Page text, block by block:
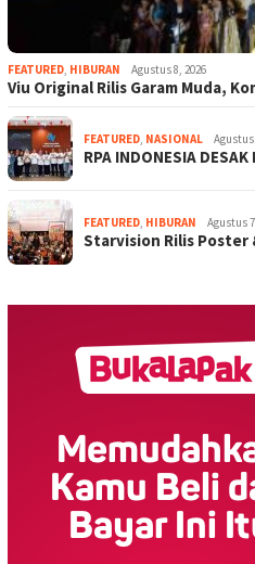
FEATURED HIBURAN Agustus 8, 2026
Viu Original Rilis Garam Muda,
FEATURED NASIONAL Agustus
RPA INDONESIA
FEATURED HIBURAN Agustus
Starvision Rilis Poster